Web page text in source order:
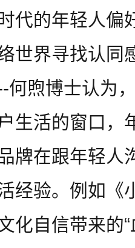
代的年轻人偏
世界寻找认同
何煦博士认为
生活的窗口，
牌在跟年轻人
经验。例如《
化自信带来的